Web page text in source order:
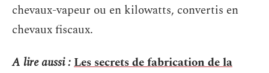
chevaux-vapeur ou en kilowatts, convertis en
chevaux fiscaux.
A lire aussi :Les secrets de fabrication de la